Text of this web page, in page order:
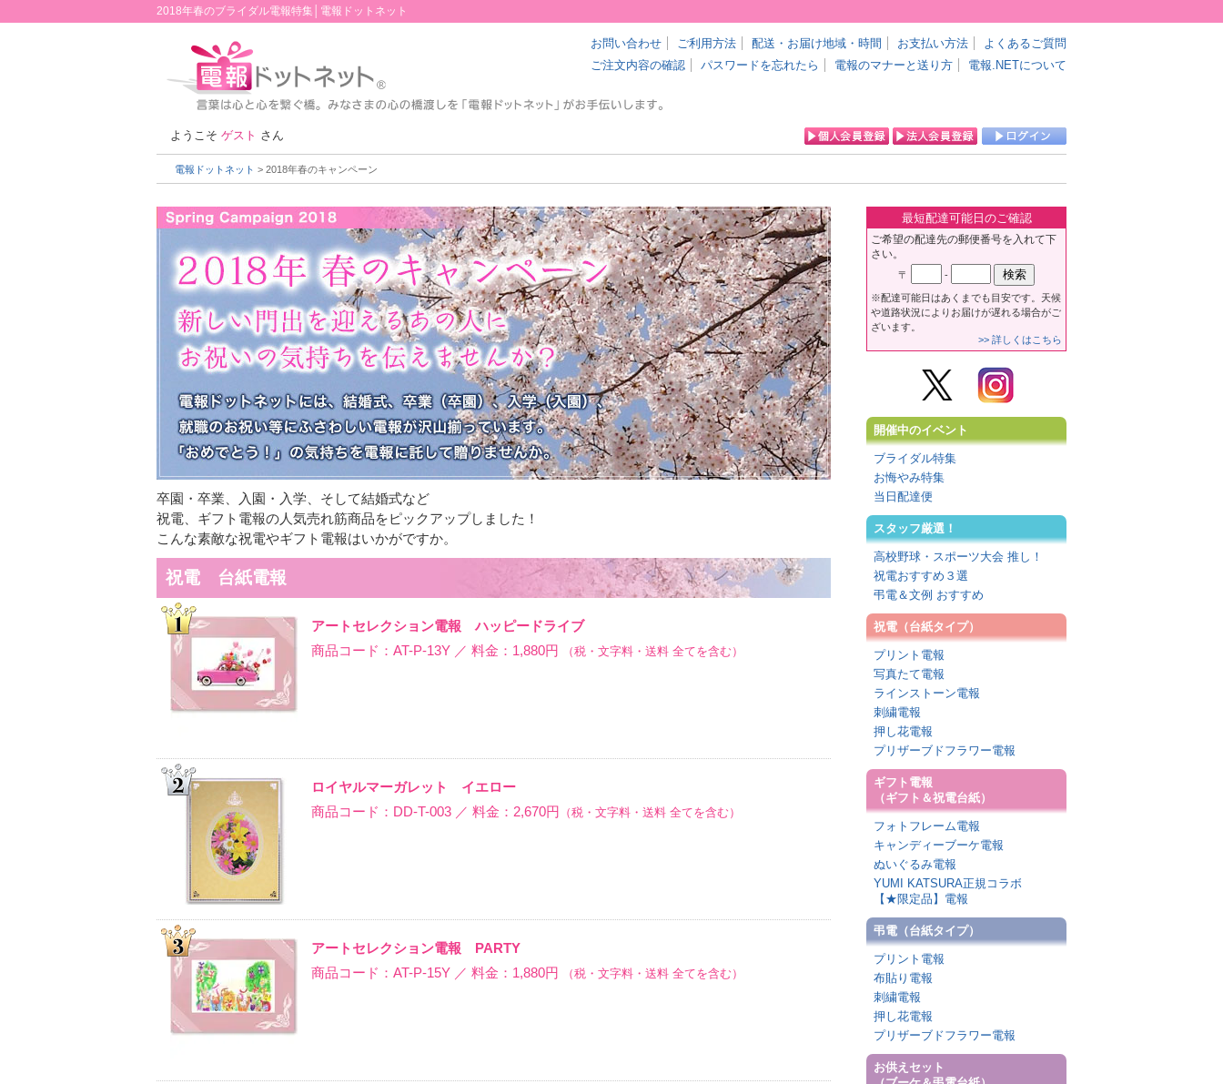
2018年春のブライダル電報特集│電報ドットネット
お問い合わせ ご利用方法 配送・お届け地域・時間 お支払い方法
よくあるご質問
ご注文内容の確認
パスワードを忘れたら 電報のマナーと送り方 電報.NETについて
ようこそ ゲスト さん
電報ドットネット > 2018年春のキャンペーン
卒園・卒業、入園・入学、そして結婚式など
祝電、ギフト電報の人気売れ筋商品をピックアップしました！
こんな素敵な祝電やギフト電報はいかがですか。
祝電 台紙電報
アートセレクション電報 ハッピードライブ
商品コード：AT-P-13Y ／ 料金：1,880円
（税・文字料・送料 全てを含む）
ロイヤルマーガレット イエロー
商品コード：DD-T-003 ／ 料金：2,670円
（税・文字料・送料 全てを含む）
アートセレクション電報 PARTY
商品コード：AT-P-15Y ／ 料金：1,880円
（税・文字料・送料 全てを含む）
最短配達可能日のご確認
ご希望の配達先の郵便番号を入れて下
さい。
〒 -
※配達可能日はあくまでも目安です。天候
や道路状況によりお届けが遅れる場合がご
ざいます。
>> 詳しくはこちら
開催中のイベント
ブライダル特集
お悔やみ特集
当日配達便
スタッフ厳選！
高校野球・スポーツ大会 推し！
祝電おすすめ３選
弔電＆文例 おすすめ
祝電（台紙タイプ）
プリント電報
写真たて電報
ラインストーン電報
刺繍電報
押し花電報
プリザーブドフラワー電報
ギフト電報
（ギフト＆祝電台紙）
フォトフレーム電報
キャンディーブーケ電報
ぬいぐるみ電報
YUMI KATSURA正規コラボ
【★限定品】電報
弔電（台紙タイプ）
プリント電報
布貼り電報
刺繍電報
押し花電報
プリザーブドフラワー電報
お供えセット